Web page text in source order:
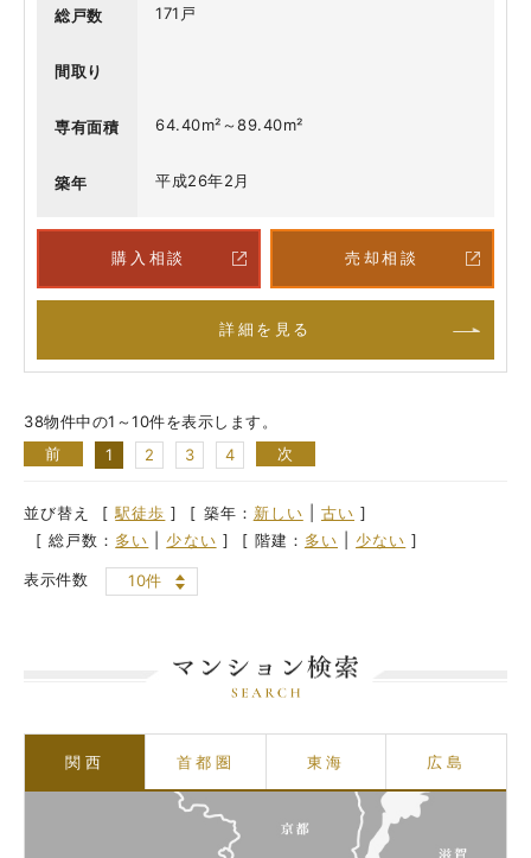
総戸数 171戸
間取り
専有面積 64.40m²～89.40m²
築年 平成26年2月
購入相談 売却相談
詳細を見る
38物件中の1～10件を表示します。
前
1 2 3 4 次
並び替え [駅徒歩 ] [ 築年： 新しい 古い ]
[ 総戸数： 多い 少ない ] [ 階建： 多い 少ない ]
表示件数 10件
関西 首都圏 東海 広島